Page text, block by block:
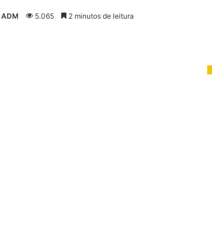
ADM 5.065 2 minutos de leitura